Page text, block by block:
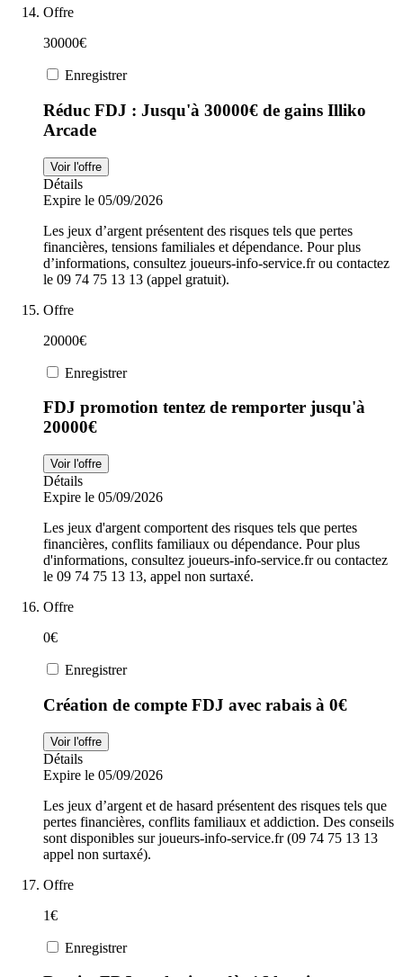
Offre
30000€
Enregistrer
Réduc FDJ : Jusqu'à 30000€ de gains Illiko
Arcade
Voir l'offre
Détails
Expire le 05/09/2026
Les jeux d’argent présentent des risques tels que pertes
financières, tensions familiales et dépendance. Pour plus
d’informations, consultez joueurs-info-service.fr ou contactez
le 09 74 75 13 13 (appel gratuit).
Offre
20000€
Enregistrer
FDJ promotion tentez de remporter jusqu'à
20000€
Voir l'offre
Détails
Expire le 05/09/2026
Les jeux d'argent comportent des risques tels que pertes
financières, conflits familiaux ou dépendance. Pour plus
d'informations, consultez joueurs-info-service.fr ou contactez
le 09 74 75 13 13, appel non surtaxé.
Offre
0€
Enregistrer
Création de compte FDJ avec rabais à 0€
Voir l'offre
Détails
Expire le 05/09/2026
Les jeux d’argent et de hasard présentent des risques tels que
pertes financières, conflits familiaux et addiction. Des conseils
sont disponibles sur joueurs-info-service.fr (09 74 75 13 13
appel non surtaxé).
Offre
1€
Enregistrer